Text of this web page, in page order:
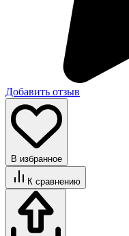
Добавить отзыв
В избранное
К сравнению